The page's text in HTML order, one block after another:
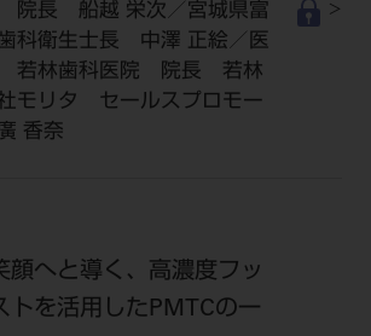
院長 船越 栄次／宮城県富
科衛生士長 中澤 正絵／医
若林歯科医院 院長 若林
モリタ セールスプロモー
香奈
顔へと導く、高濃度フッ
トを活用したPMTCの一